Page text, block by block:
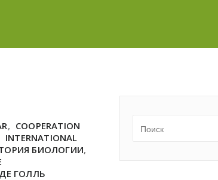
, COOPERATION
INTERNATIONAL
БИОЛОГИИ,
ГОЛЛЬ